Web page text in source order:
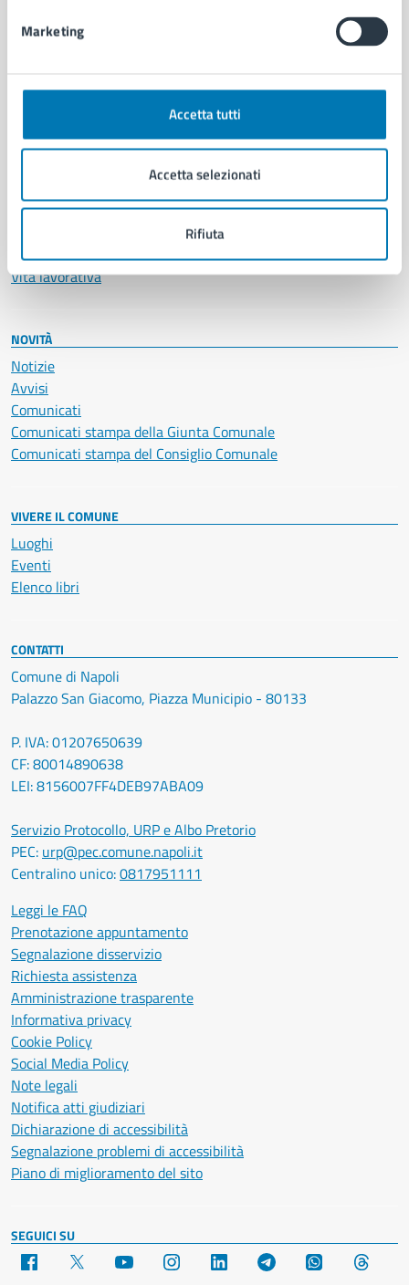
Marketing
Accetta tutti
Accetta selezionati
Rifiuta
CATEGORIE DI SERVIZIO
Documenti e certificati
Educazione e formazione
Imprese e commercio
Salute, benessere e assistenza
Servizi Cimiteriali
Vita lavorativa
NOVITÀ
Notizie
Avvisi
Comunicati
Comunicati stampa della Giunta Comunale
Comunicati stampa del Consiglio Comunale
VIVERE IL COMUNE
Luoghi
Eventi
Elenco libri
CONTATTI
Comune di Napoli
Palazzo San Giacomo, Piazza Municipio - 80133
P. IVA: 01207650639
CF: 80014890638
LEI: 8156007FF4DEB97ABA09
Servizio Protocollo, URP e Albo Pretorio
PEC: urp@pec.comune.napoli.it
Centralino unico:0817951111
Leggi le FAQ
Prenotazione appuntamento
Segnalazione disservizio
Richiesta assistenza
Amministrazione trasparente
Informativa privacy
Cookie Policy
Social Media Policy
Note legali
Notifica atti giudiziari
Dichiarazione di accessibilità
Segnalazione problemi di accessibilità
Piano di miglioramento del sito
SEGUICI SU
Facebook YouTube Instagram LinkedIn Telegram WhatsApp